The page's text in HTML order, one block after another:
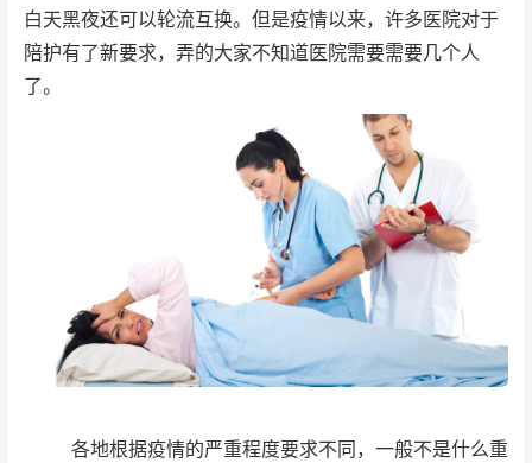
白天黑夜还可以轮流互换。但是疫情以来，许多医院对于
陪护有了新要求，弄的大家不知道医院需要需要几个人
了。
各地根据疫情的严重程度要求不同，一般不是什么重